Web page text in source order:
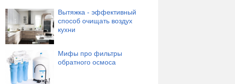
Вытяжка - эффективный
способ очищать воздух
кухни
Мифы про фильтры
обратного осмоса